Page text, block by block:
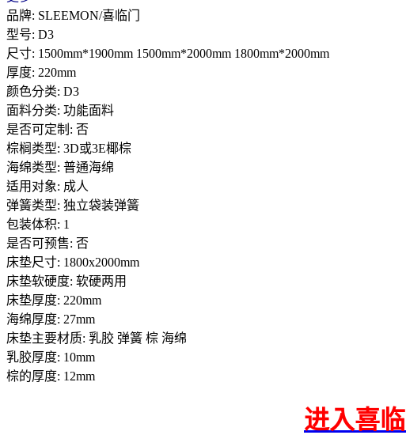
品牌: SLEEMON/喜临门
型号: D3
尺寸: 1500mm*1900mm 1500mm*2000mm 1800mm*2000mm
厚度: 220mm
颜色分类: D3
面料分类: 功能面料
是否可定制: 否
棕榈类型: 3D或3E椰棕
海绵类型: 普通海绵
适用对象: 成人
弹簧类型: 独立袋装弹簧
包装体积: 1
是否可预售: 否
床垫尺寸: 1800x2000mm
床垫软硬度: 软硬两用
床垫厚度: 220mm
海绵厚度: 27mm
床垫主要材质: 乳胶 弹簧 棕 海绵
乳胶厚度: 10mm
棕的厚度: 12mm
进入喜